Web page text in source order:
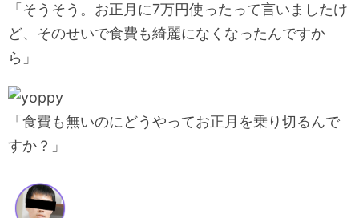
「そうそう。お正月に7万円使ったって言いましたけ
ど、そのせいで食費も綺麗になくなったんですか
ら」
「食費も無いのにどうやってお正月を乗り切るんで
すか？」